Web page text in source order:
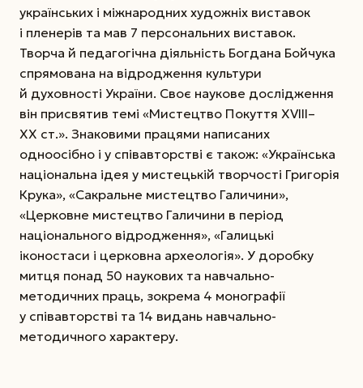
українських і між­на­родних художніх виставок
і пленерів та мав 7 персональних виставок.
Творча й педагогічна діяльність Богдана Бойчука
спрямована на відродження культури
й духовності України. Своє наукове дослідження
він присвятив темі «Мистецтво Покуття XVIII–
XX ст.». Знаковими працями написаних
одноосібно і у співавторстві є також: «Українська
національна ідея у мистецькій творчості Григорія
Крука», «Сакральне мистецтво Галичини»,
«Церковне мистецтво Галичини в період
національного відродження», «Галицькі
іконостаси і церковна археологія». У доробку
митця понад 50 наукових та навчально-
методичних праць, зокрема 4 монографії
у співавторстві та 14 видань навчально-
методичного характеру.